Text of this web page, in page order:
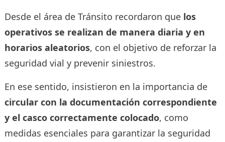
Desde el área de Tránsito recordaron que los
operativos se realizan de manera diaria y en
horarios aleatorios, con el objetivo de reforzar la
seguridad vial y prevenir siniestros.
En ese sentido, insistieron en la importancia de
circular con la documentación correspondiente
y el casco correctamente colocado, como
medidas esenciales para garantizar la seguridad